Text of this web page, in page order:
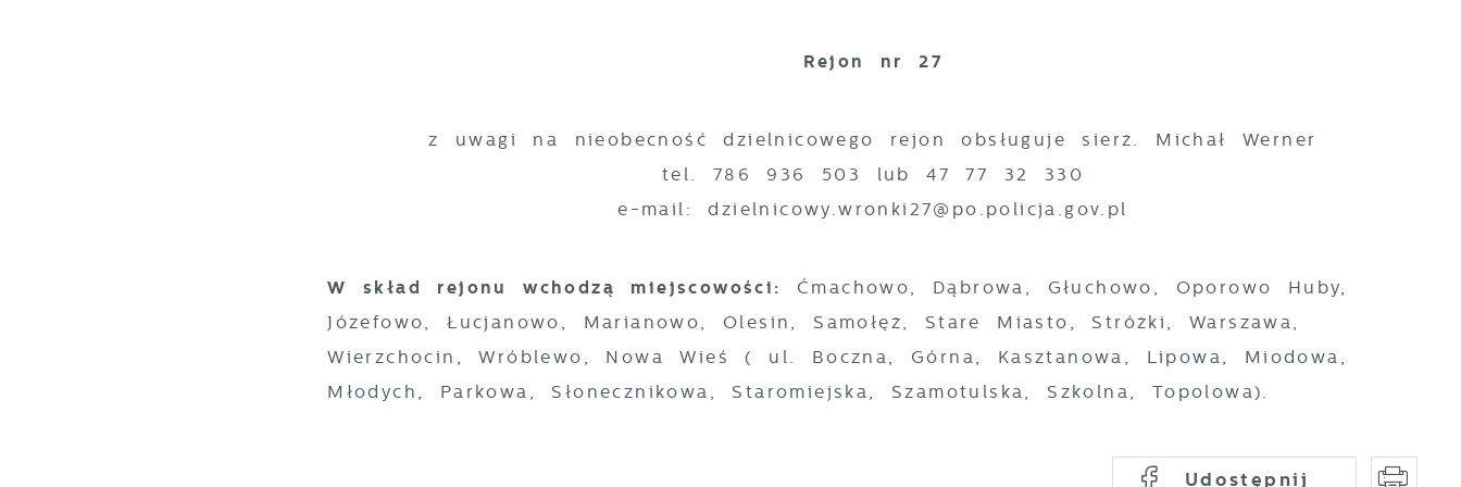
Rejon nr 27
z uwagi na nieobecność dzielnicowego rejon obsługuje sierż. Michał Werner
tel. 786 936 503 lub 47 77 32 330
e-mail: dzielnicowy.wronki27@po.policja.gov.pl
W skład rejonu wchodzą miejscowości: Ćmachowo, Dąbrowa, Głuchowo, Oporowo Huby,
Józefowo, Łucjanowo, Marianowo, Olesin, Samołęż, Stare Miasto, Stróżki, Warszawa,
Wierzchocin, Wróblewo, Nowa Wieś ( ul. Boczna, Górna, Kasztanowa, Lipowa, Miodowa,
Młodych, Parkowa, Słonecznikowa, Staromiejska, Szamotulska, Szkolna, Topolowa).
Udostępnij